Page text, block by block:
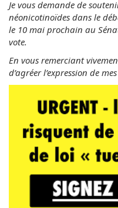
Je vous demande de
néonicotinoïdes dans le
le 10 mai prochain au
vote.
En vous remerciant
d’agréer l’expression de